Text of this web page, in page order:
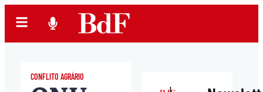
CONFLITO AGRÁRIO